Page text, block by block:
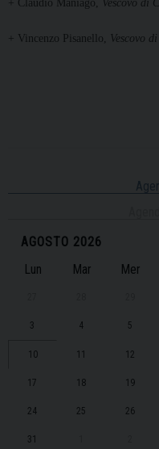
+ Claudio Maniago, Vescovo di
+ Vincenzo Pisanello,
AGOSTO 2026
Lun Mar Mer
3 4 5
10 11 12
17 18 19
24 25 26
31